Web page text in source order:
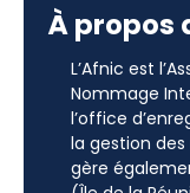
À propos
L’Afnic est
Nommage
l’office
la gestion des
gère